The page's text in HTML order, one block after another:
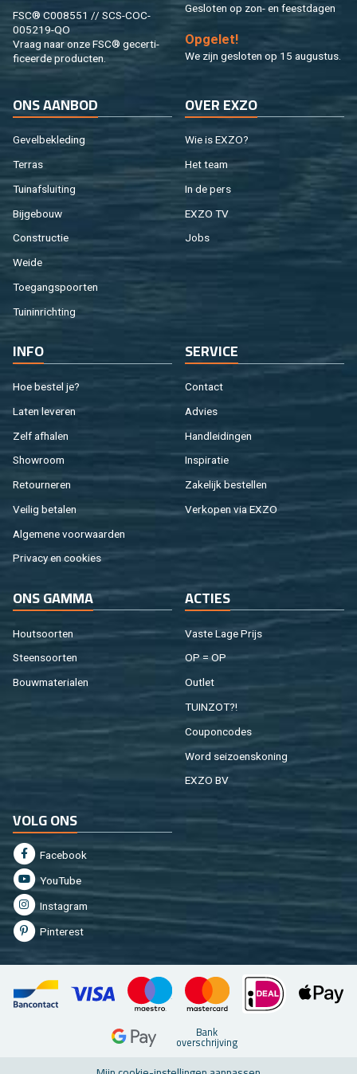
FSC® C008551 // SCS-COC-
005219-QO
Vraag naar onze FSC® ge­cer­ti­
fi­ceer­de pro­duc­ten.
Ge­slo­ten op zon- en feest­da­gen
Op­ge­let!
We zijn ge­slo­ten op 15 au­gus­tus.
ONS AAN­BOD
Ge­vel­be­kle­ding
Ter­ras
Tuin­af­slui­ting
Bij­ge­bouw
Con­struc­tie
Weide
Toe­gangs­poor­ten
Tuin­in­rich­ting
OVER EXZO
Wie is EXZO?
Het team
In de pers
EXZO TV
Jobs
INFO
Hoe be­stel je?
Laten le­ve­ren
Zelf af­ha­len
Show­room
Re­tour­ne­ren
Vei­lig be­ta­len
Al­ge­me­ne voor­waar­den
Pri­va­cy en coo­kies
SER­VI­CE
Con­tact
Ad­vies
Hand­lei­din­gen
In­spi­ra­tie
Za­ke­lijk be­stel­len
Ver­ko­pen via EXZO
ONS GAMMA
Hout­soor­ten
Steen­soor­ten
Bouw­ma­te­ri­a­len
AC­TIES
Vaste Lage Prijs
OP = OP
Out­let
TUIN­ZOT?!
Cou­pon­co­des
Word sei­zoens­ko­ning
EXZO BV
VOLG ONS
Fa­cebook
You­Tu­be
In­st­agram
Pin­te­rest
Bank
over­schrij­ving